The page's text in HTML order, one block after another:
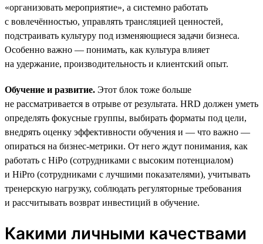
«организовать мероприятие», а системно работать
с вовлечённостью, управлять трансляцией ценностей,
подстраивать культуру под изменяющиеся задачи бизнеса.
Особенно важно — понимать, как культура влияет
на удержание, производительность и клиентский опыт.
Обучение и развитие. Этот блок тоже больше
не рассматривается в отрыве от результата. HRD должен уметь
определять фокусные группы, выбирать форматы под цели,
внедрять оценку эффективности обучения и — что важно —
опираться на бизнес-метрики. От него ждут понимания, как
работать с HiPo (сотрудниками с высоким потенциалом)
и HiPro (сотрудниками с лучшими показателями), учитывать
тренерскую нагрузку, соблюдать регуляторные требования
и рассчитывать возврат инвестиций в обучение.
Какими личными качествами